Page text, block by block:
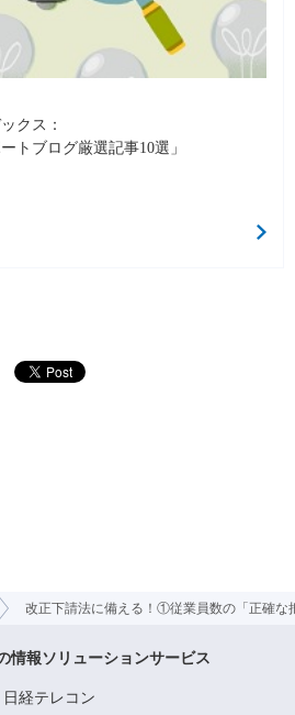
クス：
トブログ厳選記事10選」
改正下請法に備える！①従業員数の「正確な
情報ソリューションサービス
日経テレコン